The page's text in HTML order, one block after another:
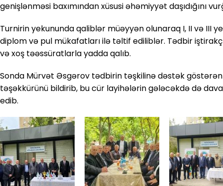
genişlənməsi baxımından xüsusi əhəmiyyət daşıdığını
Turnirin yekununda qaliblər müəyyən olunaraq I, II və III
diplom və pul mükafatları ilə təltif ediliblər. Tədbir
və xoş təəssüratlarla yadda qalıb.
Sonda Mürvət Əsgərov tədbirin təşkilinə dəstək
təşəkkürünü bildirib, bu cür layihələrin gələcəkdə də
edib.